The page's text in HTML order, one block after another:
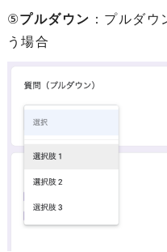
⑤プルダウン ：プルダ
う場合